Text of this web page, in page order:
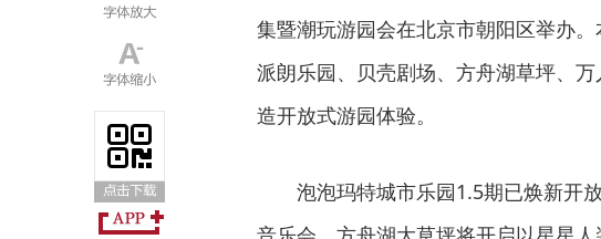
集暨潮玩游园会在北京市朝阳区举办
派朗乐园、贝壳剧场、方舟湖草坪、
造开放式游园体验。
泡泡玛特城市乐园1.5期已焕新开